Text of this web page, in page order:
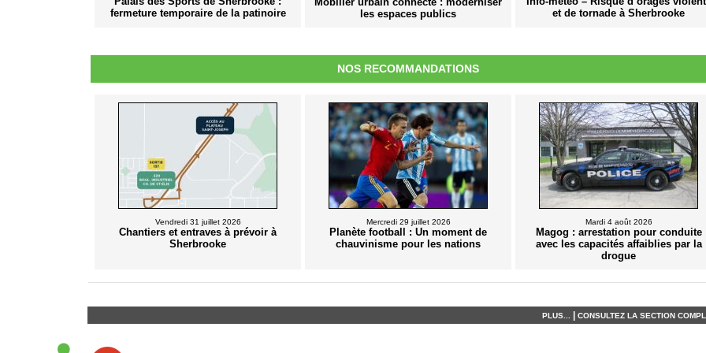
fermeture temporaire de la patinoire
les espaces publics
et de tornade à Sherbrooke
NOS RECOMMANDATIONS
Vendredi 31 juillet 2026
Chantiers et entraves à prévoir à
Sherbrooke
Mercredi 29 juillet 2026
Planète football : Un moment de
chauvinisme pour les nations
Mardi 4 août 2026
Magog : arrestation pour conduite
avec les capacités affaiblies par la
drogue
PLUS... CONSULTEZ LA SECTION